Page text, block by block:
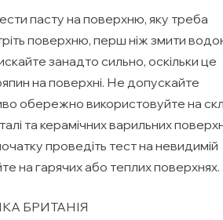
пасту на поверхню, яку треба
поверхню, перш ніж змити
занадто сильно, оскільки це
на поверхні. Не допускайте
обережно використовуйте на
та керамічних варильних
проведіть тест на невидимій
на гарячих або теплих поверхнях.
БРИТАНІЯ